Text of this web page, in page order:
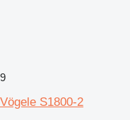
9
Vögele S1800-2